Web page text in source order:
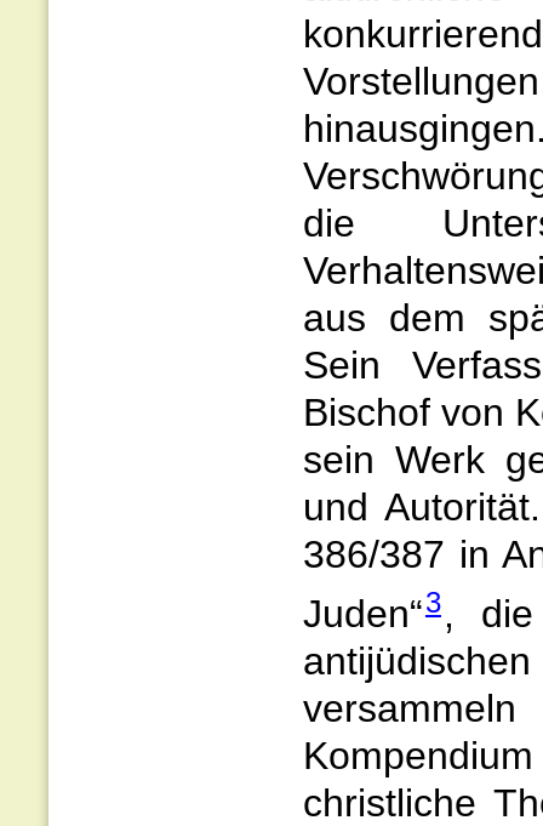
die
aus dem
Sein
Bischof von
sein Werk
und
386/387 in
Juden“3, die
christliche